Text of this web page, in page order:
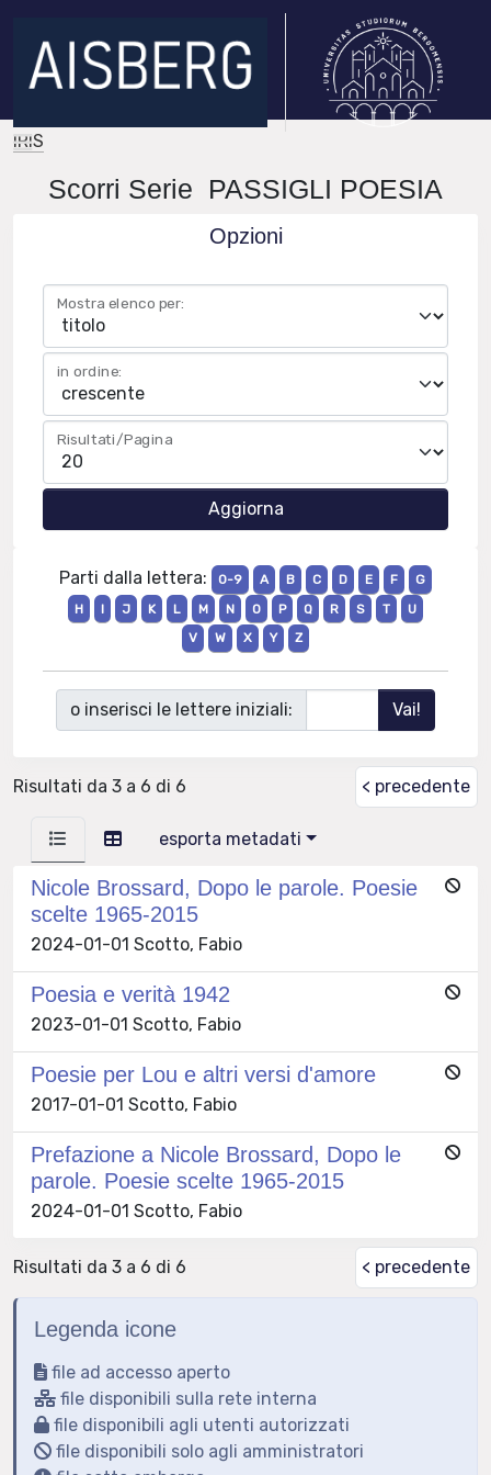
IRIS
Scorri Serie PASSIGLI POESIA
Opzioni
Mostra elenco per:
in ordine:
Risultati/Pagina
Parti dalla lettera: 0-9 A B C D E F
G
H
I J K L M N O P Q R S T
U
V
W X Y Z
o inserisci le lettere iniziali:
Risultati da 3 a 6 di 6 < precedente
esporta metadati
Nicole Brossard, Dopo le parole. Poesie
scelte 1965-2015
2024-01-01 Scotto, Fabio
Poesia e verità 1942
2023-01-01 Scotto, Fabio
Poesie per Lou e altri versi d'amore
2017-01-01 Scotto, Fabio
Prefazione a Nicole Brossard, Dopo le
parole. Poesie scelte 1965-2015
2024-01-01 Scotto, Fabio
Risultati da 3 a 6 di 6 < precedente
Legenda icone
file ad accesso aperto
file disponibili sulla rete interna
file disponibili agli utenti autorizzati
file disponibili solo agli amministratori